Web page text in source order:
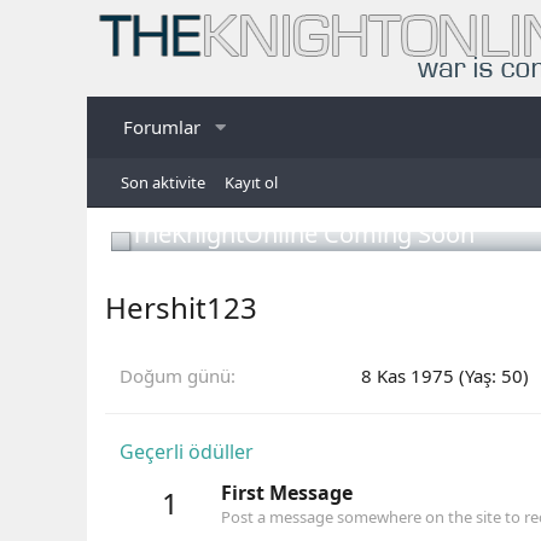
Forumlar
Son aktivite Kayıt ol
TheKnightOnline Coming Soon
Hershit123
Doğum günü 8 Kas 1975 (Yaş: 50)
Geçerli ödüller
1 First Message
Post a message somewhere on the site to